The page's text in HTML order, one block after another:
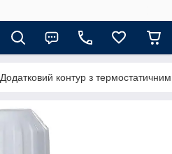
Додатковий контур з